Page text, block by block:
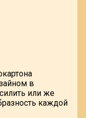
в
или же
каждой